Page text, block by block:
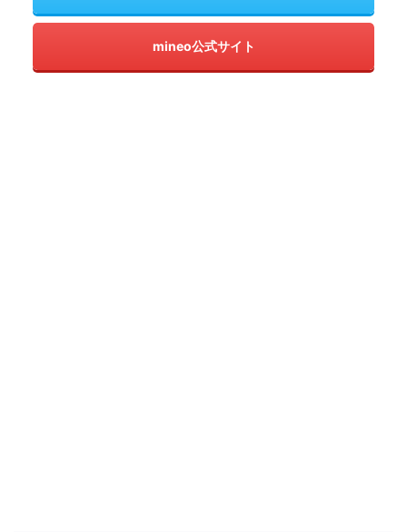
mineo公式サイト